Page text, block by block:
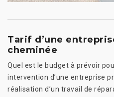
Tarif d’une
cheminée
Quel est le budget à prévoir
intervention d’une entreprise
réalisation d’un travail de